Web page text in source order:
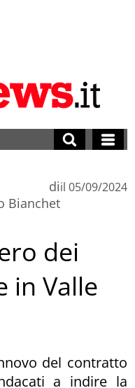
di
Bianchet
il 05/09/2024
dei
in Valle
del contratto
a indire la